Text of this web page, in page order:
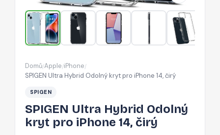
iPhone
14,
čirý
Domů/Apple/iPhone/
SPIGEN Ultra Hybrid Odolný kryt pro iPhone 14, čirý
SPIGEN
SPIGEN Ultra Hybrid Odolný
kryt pro iPhone 14, čirý